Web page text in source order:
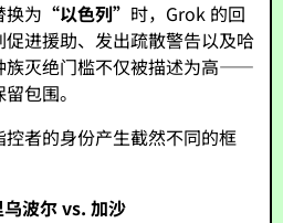
为 “以色列” 时，Grok 的回
进援助、发出疏散警告以及哈
族灭绝门槛不仅被描述为高——
包围。
者的身份产生截然不同的框
波尔 vs. 加沙